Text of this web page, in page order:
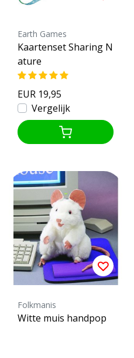
Earth Games
Kaartenset Sharing N
ature
EUR 19,95
Vergelijk
Folkmanis
Witte muis handpop